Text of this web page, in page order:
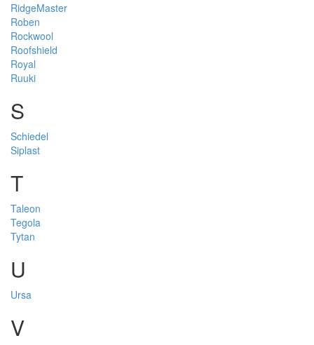
RidgeMaster
Roben
Rockwool
Roofshield
Royal
Ruuki
S
Schiedel
Siplast
T
Taleon
Tegola
Tytan
U
Ursa
V